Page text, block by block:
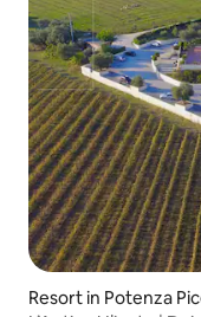
Resort in Potenza